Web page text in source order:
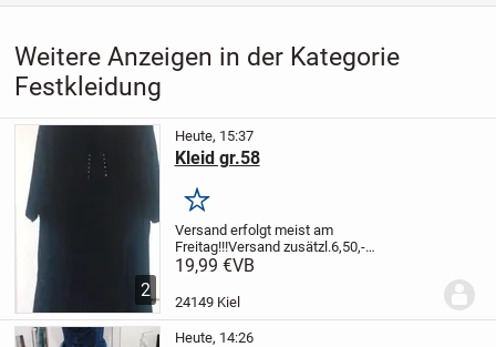
Weitere Anzeigen in der Kategorie
Festkleidung
2
Heute, 15:37
Kleid gr.58
Merken
Versand erfolgt meist am
Freitag!!!Versand zusätzl.6,50,-
euroSchönes Kleid kaum
ehr normales
19,99 €VB
24149 Kiel
Heute, 14:26